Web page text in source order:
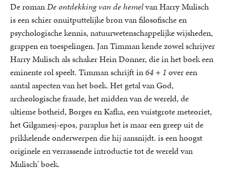
De romanDe ontdekking van de hemelvan Harry Mulisch
is een schier onuitputtelijke bron van filosofische en
psychologische kennis, natuurwetenschappelijke wijsheden,
grappen en toespelingen. Jan Timman kende zowel schrijver
Harry Mulisch als schaker Hein Donner, die in het boek een
eminente rol speelt. Timman schrijft in64 + 1 over een
aantal aspecten van het boek. Het getal van God,
archeologische fraude, het midden van de wereld, de
ultieme botheid, Borges en Kafka, een vuistgrote meteoriet,
het Gilgamesj-epos, paraplus het is maar een greep uit de
prikkelende onderwerpen die hij aansnijdt. is een hoogst
originele en verrassende introductie tot de wereld van
Mulisch' boek.